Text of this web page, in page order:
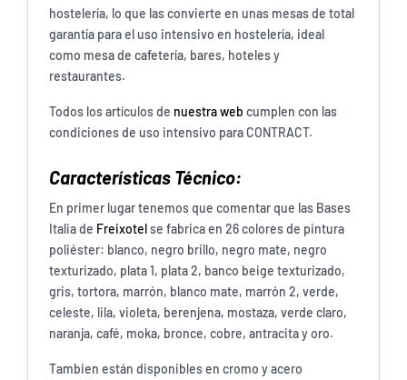
hostelería, lo que las convierte en unas mesas de total
garantía para el uso intensivo en hostelería, ideal
como mesa de cafetería, bares, hoteles y
restaurantes.
Todos los artículos de nuestra web cumplen con las
condiciones de uso intensivo para CONTRACT.
Características Técnico:
En primer lugar tenemos que comentar que las Bases
Italia de Freixotelse fabrica en 26 colores de pintura
poliéster: blanco, negro brillo, negro mate, negro
texturizado, plata 1, plata 2, banco beige texturizado,
gris, tortora, marrón, blanco mate, marrón 2, verde,
celeste, lila, violeta, berenjena, mostaza, verde claro,
naranja, café, moka, bronce, cobre, antracita y oro.
Tambien están disponibles en cromo y acero